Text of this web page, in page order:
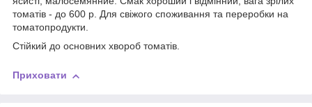
томатів - до 600 р. Для свіжого споживання та переробки на
томатопродукти.
Стійкий до основних хвороб томатів.
Приховати